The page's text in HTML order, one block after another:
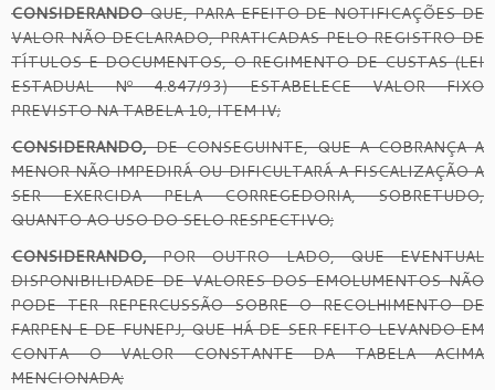
CONSIDERANDOQUE, PARA EFEITO DE NOTIFICAÇÕES DE
VALOR NÃO DECLARADO, PRATICADAS PELO REGISTRO DE
TÍTULOS E DOCUMENTOS, O REGIMENTO DE CUSTAS (LEI
ESTADUAL Nº 4.847/93) ESTABELECE VALOR FIXO
PREVISTO NA TABELA 10, ITEM IV;
CONSIDERANDO,DE CONSEGUINTE, QUE A COBRANÇA A
MENOR NÃO IMPEDIRÁ OU DIFICULTARÁ A FISCALIZAÇÃO A
SER EXERCIDA PELA CORREGEDORIA, SOBRETUDO,
QUANTO AO USO DO SELO RESPECTIVO;
CONSIDERANDO,POR OUTRO LADO, QUE EVENTUAL
DISPONIBILIDADE DE VALORES DOS EMOLUMENTOS NÃO
PODE TER REPERCUSSÃO SOBRE O RECOLHIMENTO DE
FARPEN E DE FUNEPJ, QUE HÁ DE SER FEITO LEVANDO EM
CONTA O VALOR CONSTANTE DA TABELA ACIMA
MENCIONADA;